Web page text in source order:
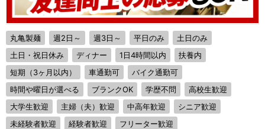
丸亀製麺 週2日～ 週3日～ 平日のみ
土日のみ
土日・祝日休み
ディナー 1日4時間以内
扶養内
短期（3ヶ月以内）
車通勤可
バイク通勤可
時間や曜日が選べる
ブランクOK 学歴不問
高校生歓迎
大学生歓迎
主婦（夫）歓迎 中高年歓迎
シニア歓迎
未経験者歓迎
経験者歓迎 フリーター歓迎